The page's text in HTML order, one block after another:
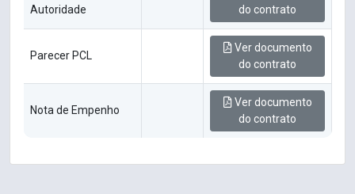
Autoridade
do contrato
Parecer PCL
Ver documento
do contrato
Nota de Empenho
Ver documento
do contrato